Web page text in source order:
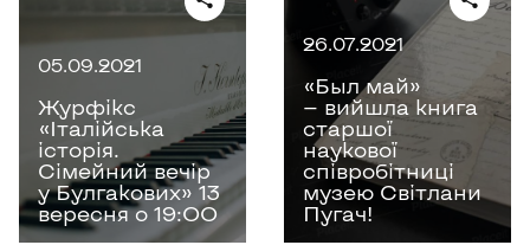
05.09.2021
Журфікс
«Італійська
історія.
Сімейний вечір
у Булгакових» 13
вересня о 19:ОО
26.07.2021
«Был май»
— вийшла книга
старшої
наукової
співробітниці
музею Світлани
Пугач!